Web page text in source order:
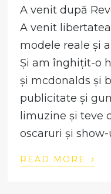
A venit după
A venit
modele reale și
Și am înghițit-o
și mcdonalds și
publicitate și
limuzine și teve
oscaruri și show-
READ MORE ›